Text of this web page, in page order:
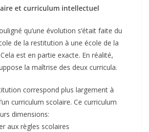
et curriculum intellectuel
qu’une évolution s’était faite du
de la restitution à une école de la
est en partie exacte. En réalité,
la maîtrise des deux curricula.
correspond plus largement à
curriculum scolaire. Ce curriculum
dimensions:
aux règles scolaires